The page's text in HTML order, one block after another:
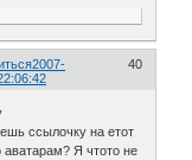
40
2007-
ссылочку на етот
Я чтото не